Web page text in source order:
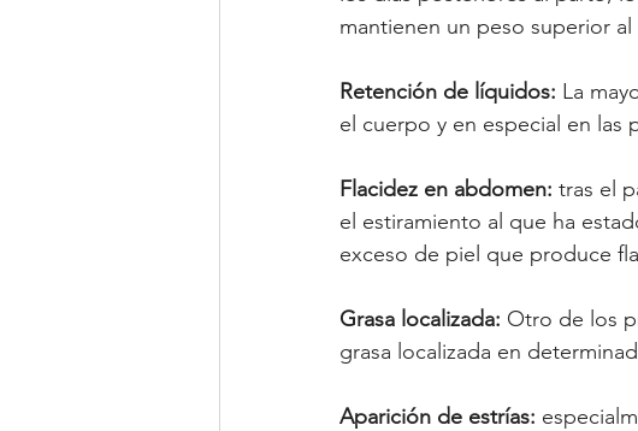
mantienen un peso superior
Retención de líquidos: La
el cuerpo y en especial en las
Flacidez en abdomen: tras el
el estiramiento al que ha
exceso de piel que produce
Grasa localizada: Otro de los
grasa localizada en
Aparición de estrías: